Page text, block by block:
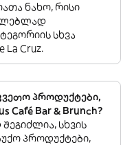
ნახო, რისი
სხვა
La Cruz.
პროდუქტები,
Café Bar & Brunch?
სხვის
პროდუქტები,